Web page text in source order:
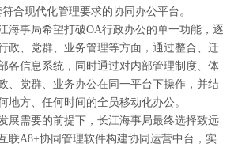
合现代化管理要求的协同办公平台。
海事局希望打破OA行政办公的单一功能，逐
政、党群、业务管理等方面，通过整合、迁
各信息系统，同时通过对内部管理制度、体
、党群、业务办公在同一平台下操作，并结
地方、任何时间的全员移动化办公。
展需要的前提下，长江海事局最终选择致远
联A8+协同管理软件构建协同运营中台，实